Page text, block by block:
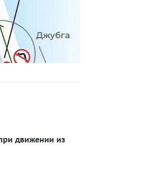
движении из